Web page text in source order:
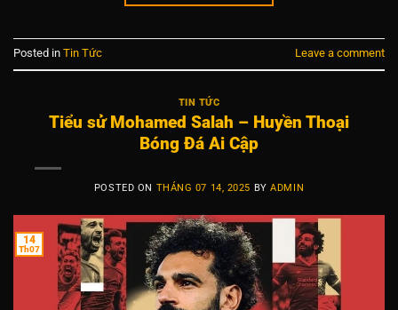
Posted in Tin Tức Leave a comment
TIN TỨC
Tiểu sử Mohamed Salah – Huyền Thoại
Bóng Đá Ai Cập
POSTED ON THÁNG 07 14, 2025 BYADMIN
14
Th07